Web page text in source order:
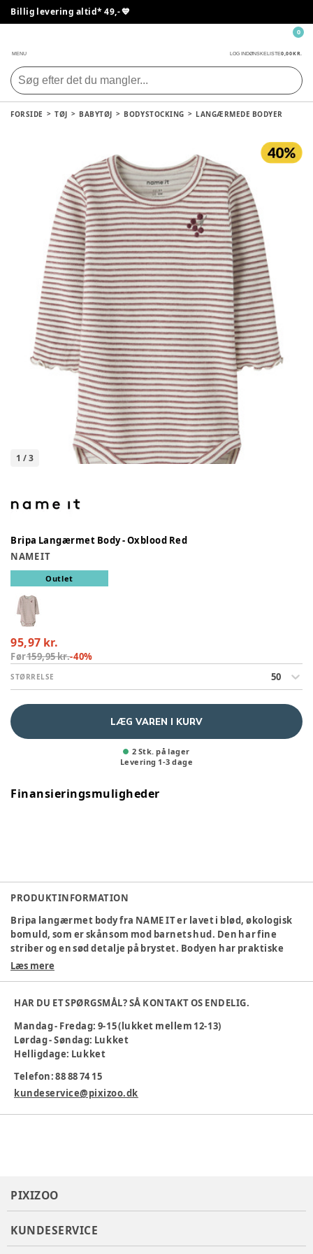
Billig levering altid* 49,- 💙
MENU LOG INDØNSKELISTE0,00 KR.
0
FORSIDE TØJ BABYTØJ BODYSTOCKING LANGÆRMEDE BODYER
1 /3
Bripa Langærmet Body - Oxblood Red
NAME IT
Outlet
95,97 kr.
Før159,95 kr.-40%
STØRRELSE 50
LÆG VAREN I KURV
2 Stk. på lager
Levering 1-3 dage
Finansieringsmuligheder
PRODUKTINFORMATION
Bripa langærmet body fra NAME IT er lavet i blød, økologisk
bomuld, som er skånsom mod barnets hud. Den har fine
striber og en sød detalje på brystet. Bodyen har praktiske
trykknapper, så den er nem at tage af og på.
100% Økologisk bomuld
Blød og behagelig
Nem at skifte
Sød detalje
Perfekt til hverdag og leg!
Farve:Röd, Hvid
Materiale:Økologisk bomuld
Læs mere
HAR DU ET SPØRGSMÅL? SÅ KONTAKT OS ENDELIG.
Mandag - Fredag: 9-15 (lukket mellem 12-13)
Lørdag - Søndag: Lukket
Helligdage: Lukket
Telefon: 88 88 74 15
kundeservice@pixizoo.dk
PIXIZOO
KUNDESERVICE